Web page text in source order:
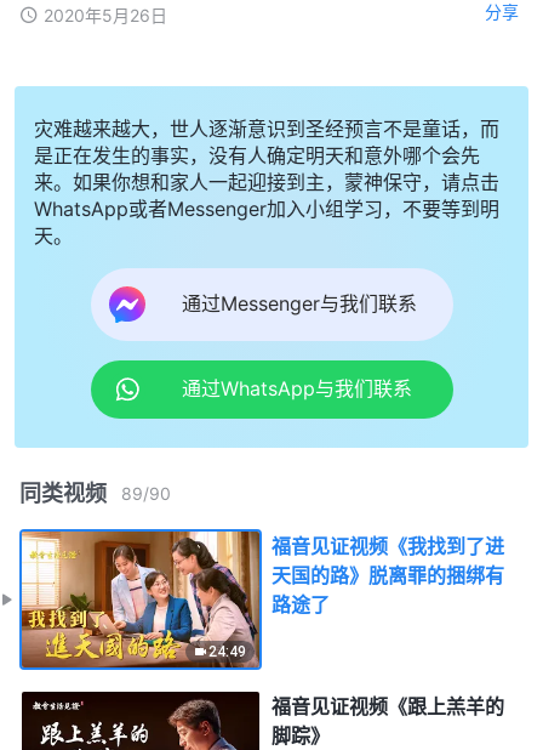
2020年5月26日 分享
灾难越来越大，世人逐渐意识到圣经预言不是童话，而
是正在发生的事实，没有人确定明天和意外哪个会先
来。如果你想和家人一起迎接到主，蒙神保守，请点击
WhatsApp或者Messenger加入小组学习，不要等到明
天。
通过Messenger与我们联系
通过WhatsApp与我们联系
同类视频 89/90
24:49
福音见证视频《我找到了进
天国的路》脱离罪的捆绑有
路途了
福音见证视频《跟上羔羊的
脚踪》